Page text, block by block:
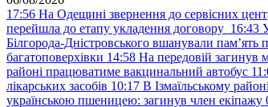
17:56 На Одещині звернення до сервісних
перейшла до етапу укладення договору 16:43
Білгорода-Дністровського вшанували
багатоповерхівки 14:58 На передовій загинув
районі працюватиме вакцинальний автобус
лікарських засобів 10:17 В Ізмаїльському
українською пшеницею: загинув член екіпажу